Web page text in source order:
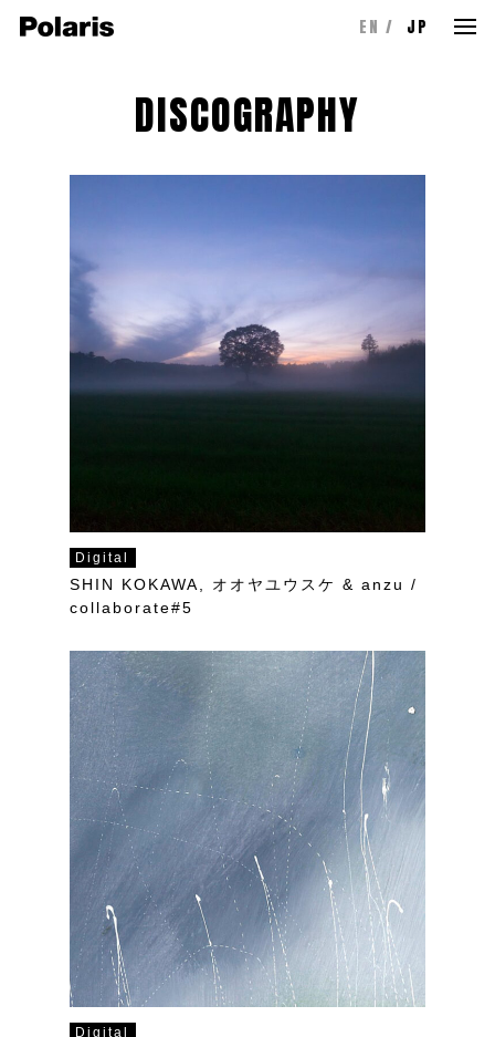
EN JP
DISCOGRAPHY
Digital
SHIN KOKAWA, オオヤユウスケ & anzu /
collaborate#5
Digital